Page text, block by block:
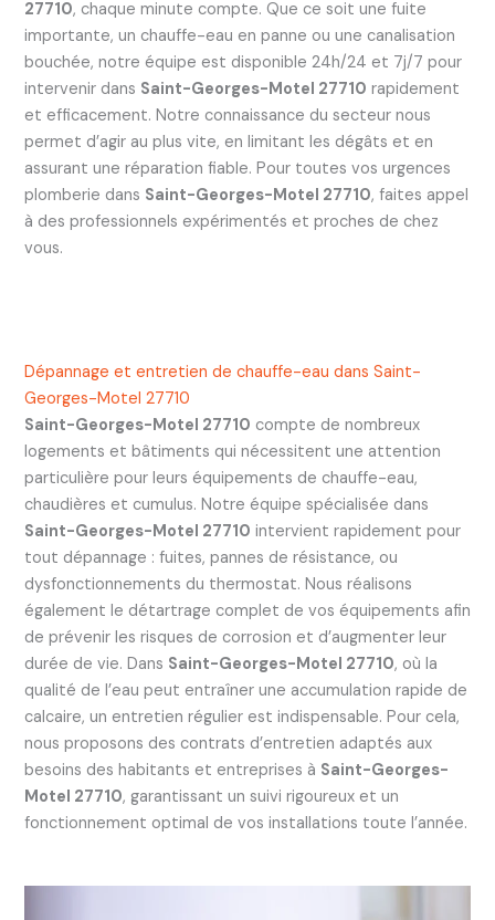
27710, chaque minute compte. Que ce soit une fuite
importante, un chauffe-eau en panne ou une canalisation
bouchée, notre équipe est disponible 24h/24 et 7j/7 pour
intervenir dans Saint-Georges-Motel 27710 rapidement
et efficacement. Notre connaissance du secteur nous
permet d’agir au plus vite, en limitant les dégâts et en
assurant une réparation fiable. Pour toutes vos urgences
plomberie dans Saint-Georges-Motel 27710, faites appel
à des professionnels expérimentés et proches de chez
vous.
Dépannage et entretien de chauffe-eau dans Saint-
Georges-Motel 27710
Saint-Georges-Motel 27710 compte de nombreux
logements et bâtiments qui nécessitent une attention
particulière pour leurs équipements de chauffe-eau,
chaudières et cumulus. Notre équipe spécialisée dans
Saint-Georges-Motel 27710 intervient rapidement pour
tout dépannage : fuites, pannes de résistance, ou
dysfonctionnements du thermostat. Nous réalisons
également le détartrage complet de vos équipements afin
de prévenir les risques de corrosion et d’augmenter leur
durée de vie. Dans Saint-Georges-Motel 27710, où la
qualité de l’eau peut entraîner une accumulation rapide de
calcaire, un entretien régulier est indispensable. Pour cela,
nous proposons des contrats d’entretien adaptés aux
besoins des habitants et entreprises à Saint-Georges-
Motel 27710, garantissant un suivi rigoureux et un
fonctionnement optimal de vos installations toute l’année.